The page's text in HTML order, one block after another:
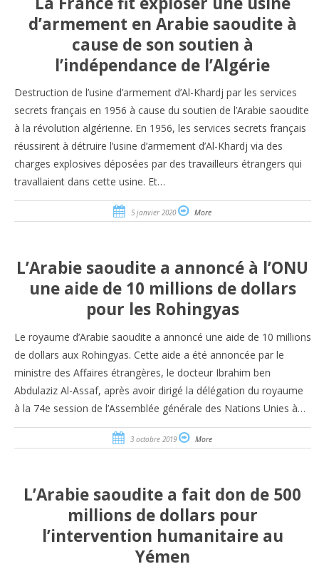
d’armement en Arabie saoudite à
cause de son soutien à
l’indépendance de l’Algérie
Destruction de l’usine d’armement d’Al-Khardj par les services
secrets français en 1956 à cause du soutien de l’Arabie saoudite
à la révolution algérienne. En 1956, les services secrets français
réussirent à détruire l’usine d’armement d’Al-Khardj via des
charges explosives déposées par des travailleurs étrangers qui
travallaient dans cette usine. Et…
5 janvier 2020 More
L’Arabie saoudite a annoncé à l’ONU
une aide de 10 millions de dollars
pour les Rohingyas
Le royaume d’Arabie saoudite a annoncé une aide de 10 millions
de dollars aux Rohingyas. Cette aide a été annoncée par le
ministre des Affaires étrangères, le docteur Ibrahim ben
Abdulaziz Al-Assaf, après avoir dirigé la délégation du royaume
à la 74e session de l’Assemblée générale des Nations Unies à…
3 octobre 2019 More
L’Arabie saoudite a fait don de 500
millions de dollars pour
l’intervention humanitaire au
Yémen